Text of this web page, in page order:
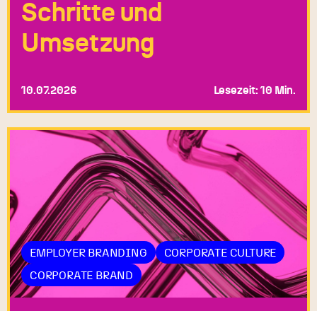
Schritte und
Umsetzung
10.07.2026 Lesezeit: 10 Min.
EMPLOYER BRANDING
CORPORATE CULTURE
CORPORATE BRAND